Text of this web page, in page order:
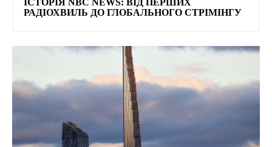
ІСТОРІЯ NBC NEWS: ВІД ПЕРШИХ
РАДІОХВИЛЬ ДО ГЛОБАЛЬНОГО СТРІМІНГУ